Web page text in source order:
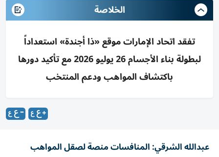
الخلاصة
تفقد اتحاد الإمارات موقع «ذا أجندة» استعداداً
لبطولة بناء الأجسام 26 يوليو 2026 مع تأكيد دورها
باكتشاف المواهب ودعم المنتخب
عبدالله الشرقي: المنافسات منصة لصقل المواهب